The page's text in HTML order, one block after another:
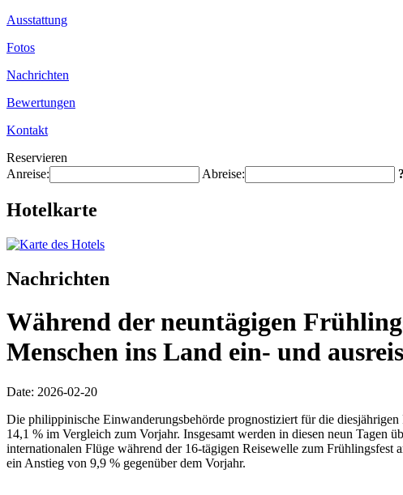
Ausstattung
Fotos
Nachrichten
Bewertungen
Kontakt
Reservieren
Anreise:
Abreise: ?
Hotelkarte
Nachrichten
Während der neuntägigen
Menschen ins Land ein- und
Date: 2026-02-20
Die philippinische Einwanderungsbehörde prognostiziert für die
14,1 % im Vergleich zum Vorjahr. Insgesamt werden in diesen neun Tagen
internationalen Flüge während der 16-tägigen Reisewelle zum
ein Anstieg von 9,9 % gegenüber dem Vorjahr.